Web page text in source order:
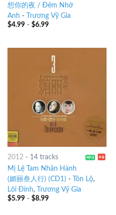
想你的夜 / Đêm Nhớ
Anh -
Trương Vỹ Gia
$4.99- $6.99
2012- 14 tracks
Mị Lệ Tam Nhân Hành
(媚丽叁人行) (CD1) - Tôn Lộ,
Lôi Đình,
Trương Vỹ Gia
$5.99- $8.99